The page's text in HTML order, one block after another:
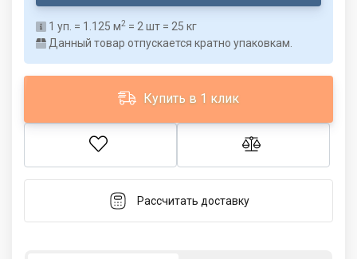
1 уп. = 1.125 м2 = 2шт = 25 кг
Данный товар отпускается кратно упаковкам.
Купить в 1 клик
Рассчитать доставку